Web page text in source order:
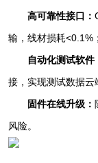
高可靠性接口：
输，线材损耗<0.1%；
自动化测试软件
接，实现测试数据云
固件在线升级：
风险。